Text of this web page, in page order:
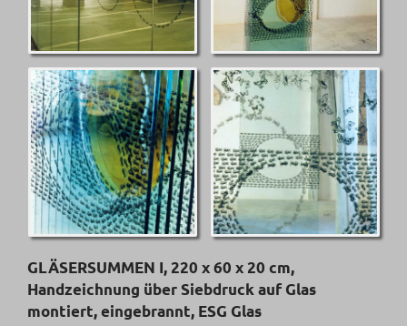
GLÄSERSUMMEN I, 220 x 60 x 20 cm,
Handzeichnung über Siebdruck auf Glas
montiert, eingebrannt, ESG Glas